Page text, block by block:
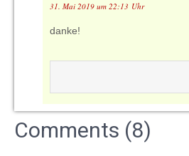
31. Mai 2019 um 22:13 Uhr
danke!
Comments (8)